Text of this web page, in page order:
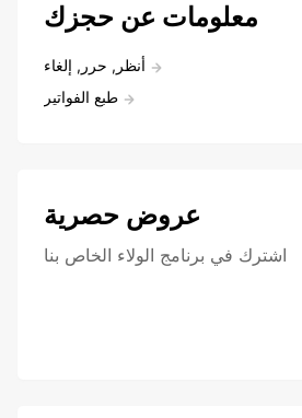
معلومات عن حجزك
أنظر, حرر, إلغاء
طبع الفواتير
عروض حصرية
اشترك في برنامج الولاء الخاص بنا